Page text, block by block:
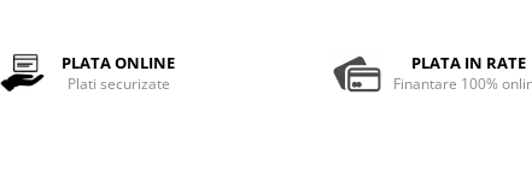
PLATA ONLINE
Plati securizate
PLATA IN RATE
Finantare 100%